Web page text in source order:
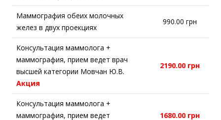
Маммография обеих молочных
желез в двух проекциях
990.00 грн
Консультация маммолога +
маммография, прием ведет врач
высшей категории Мовчан Ю.В.
Акция
2190.00 грн
Консультация маммолога +
маммография, прием ведет
1680.00 грн